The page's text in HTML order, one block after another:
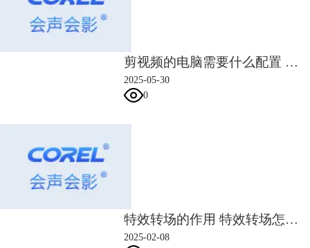
图4：会声会影面粉在线教程库
为了方便用户们随时在线进行学习，会声会影视频剪辑软件的
在线与老师互动的学习平台。老师会结合实际案例带领学员按步骤完成每
一项实战练习，不放过操作上的每一个小技巧。课程当堂布置作业，老师
剪视频的电脑需要什么配置 剪视频的软件有哪些
2025-05-30
0
特效转场的作用 特效转场怎么做
2025-02-08